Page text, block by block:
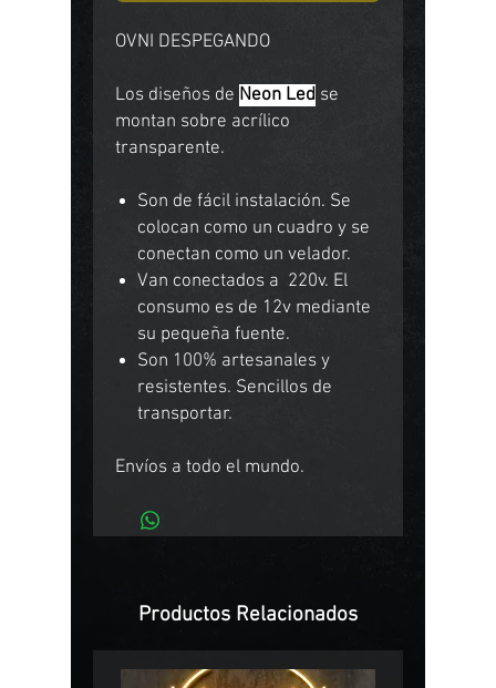
OVNI DESPEGANDO
Los diseños de Neon Led se
montan sobre acrílico
transparente.
Son de fácil instalación. Se
colocan como un cuadro y se
conectan como un velador.
Van conectados a 220v. El
consumo es de 12v mediante
su pequeña fuente.
Son 100% artesanales y
resistentes. Sencillos de
transportar.
Envíos a todo el mundo.
Productos Relacionados